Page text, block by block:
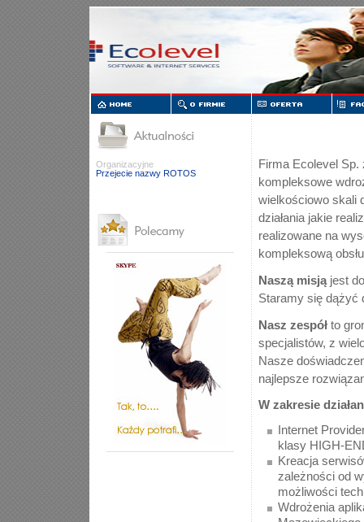
Organizacyjne
Przejecie nazwy ROTOS
Firma Ecolevel Sp.
kompleksowe
wielkościowo skali
działania jakie
realizowane na
kompleksową
Naszą misją jest
Staramy się dążyć
Nasz zespół to
specjalistów, z
Nasze
najlepsze
W zakresie
Internet
klasy HIGH-
Kreacja
zależności od
możliwości
Wdrożenia